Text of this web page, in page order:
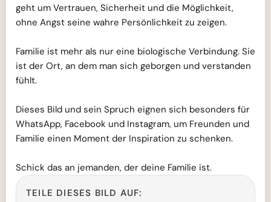
geht um Vertrauen, Sicherheit und die Möglichkeit,
ohne Angst seine wahre Persönlichkeit zu zeigen.
Familie ist mehr als nur eine biologische Verbindung. Sie
ist der Ort, an dem man sich geborgen und verstanden
fühlt.
Dieses Bild und sein Spruch eignen sich besonders für
WhatsApp, Facebook und Instagram, um Freunden und
Familie einen Moment der Inspiration zu schenken.
Schick das an jemanden, der deine Familie ist.
TEILE DIESES BILD AUF: